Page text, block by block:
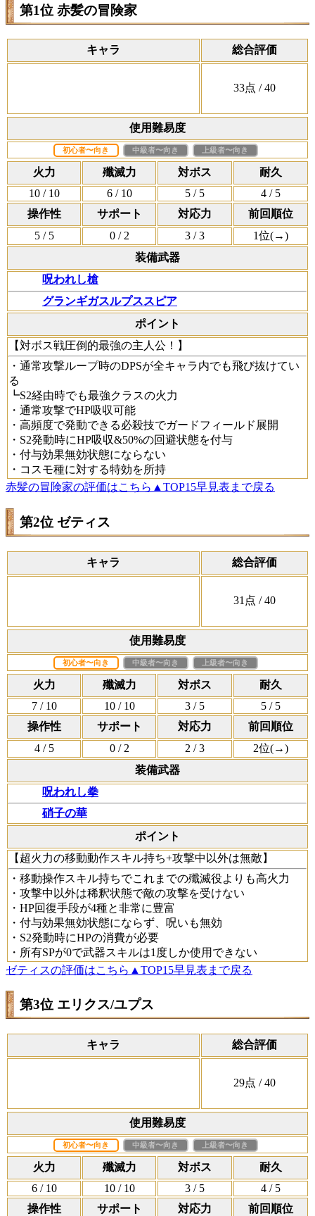
第1位 赤髪の冒険家
キャラ 総合評価
33点 / 40
使用難易度
初心者〜向き 中級者〜向き 上級者〜向き
火力 殲滅力 対ボス
耐久
10/ 10 6/ 10 5 / 5 4 / 5
操作性
サポート 対応力
前回順位
5/ 5 0/ 2 3 / 3 1位(→)
装備武器
呪われし槍
グランギガスルプススピア
ポイント
【対ボス戦圧倒的最強の主人公！】
・通常攻撃ループ時のDPSが全キャラ内でも飛び抜けてい
る
┗S2経由時でも最強クラスの火力
・通常攻撃でHP吸収可能
・高頻度で発動できる必殺技でガードフィールド展開
・S2発動時にHP吸収&50%の回避状態を付与
・付与効果無効状態にならない
・コスモ種に対する特効を所持
赤髪の冒険家の評価はこちら ▲TOP15早見表まで戻る
第2位 ゼティス
キャラ 総合評価
31 点 / 40
使用難易度
初心者〜向き 中級者〜向き 上級者〜向き
火力 殲滅力 対ボス
耐久
7/ 10 10/ 10 3 / 5 5 / 5
操作性
サポート 対応力
前回順位
4/ 5 0/ 2 2 / 3 2位(→)
装備武器
呪われし拳
硝子の華
ポイント
【超火力の移動動作スキル持ち+攻撃中以外は無敵】
・移動操作スキル持ちでこれまでの殲滅役よりも高火力
・攻撃中以外は稀釈状態で敵の攻撃を受けない
・HP回復手段が4種と非常に豊富
・付与効果無効状態にならず、呪いも無効
・S2発動時にHPの消費が必要
・所有SPが0で武器スキルは1度しか使用できない
ゼティスの評価はこちら ▲TOP15早見表まで戻る
第3位 エリクス/ユプス
キャラ 総合評価
29点 / 40
使用難易度
初心者〜向き 中級者〜向き 上級者〜向き
火力 殲滅力 対ボス
耐久
6/ 10 10/ 10 3 / 5 4 / 5
操作性
サポート 対応力
前回順位